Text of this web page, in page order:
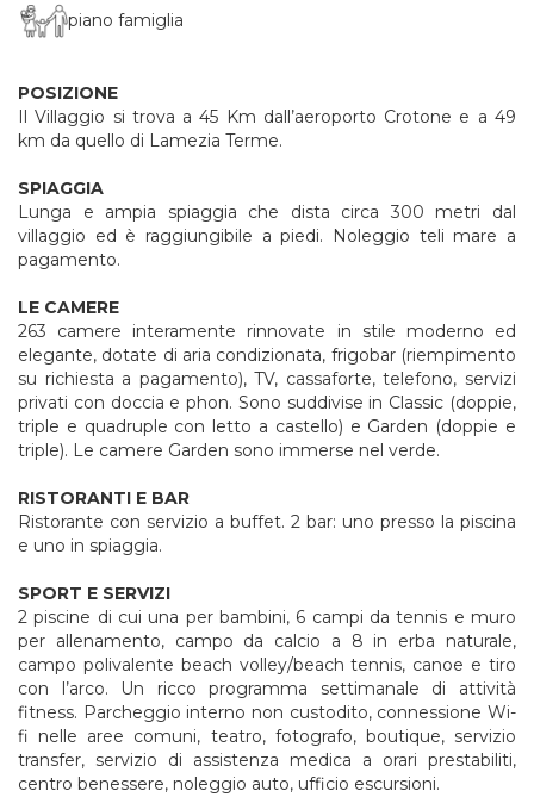
piano famiglia
POSIZIONE
Il Villaggio si trova a 45 Km dall’aeroporto Crotone e a 49
km da quello di Lamezia Terme.
SPIAGGIA
Lunga e ampia spiaggia che dista circa 300 metri dal
villaggio ed è raggiungibile a piedi. Noleggio teli mare a
pagamento.
LE CAMERE
263 camere interamente rinnovate in stile moderno ed
elegante, dotate di aria condizionata, frigobar (riempimento
su richiesta a pagamento), TV, cassaforte, telefono, servizi
privati con doccia e phon. Sono suddivise in Classic (doppie,
triple e quadruple con letto a castello) e Garden (doppie e
triple). Le camere Garden sono immerse nel verde.
RISTORANTI E BAR
Ristorante con servizio a buffet. 2 bar: uno presso la piscina
e uno in spiaggia.
SPORT E SERVIZI
2 piscine di cui una per bambini, 6 campi da tennis e muro
per allenamento, campo da calcio a 8 in erba naturale,
campo polivalente beach volley/beach tennis, canoe e tiro
con l’arco. Un ricco programma settimanale di attività
fitness. Parcheggio interno non custodito, connessione Wi-
fi nelle aree comuni, teatro, fotografo, boutique, servizio
transfer, servizio di assistenza medica a orari prestabiliti,
centro benessere, noleggio auto, ufficio escursioni.